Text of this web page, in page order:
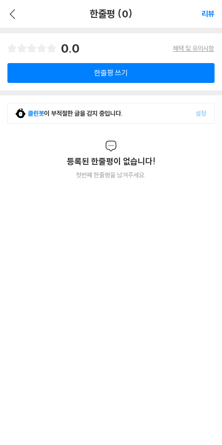
한줄평 (0) 리뷰
0.0 혜택 및 유의사항
한줄평 쓰기
클린봇이 부적절한 글을 감지 중입니다. 설정
등록된 한줄평이 없습니다!
첫번째 한줄평을 남겨주세요.